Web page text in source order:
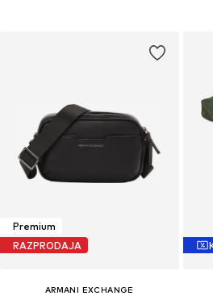
Premium
RAZPRODAJA
ARMANI EXCHANGE